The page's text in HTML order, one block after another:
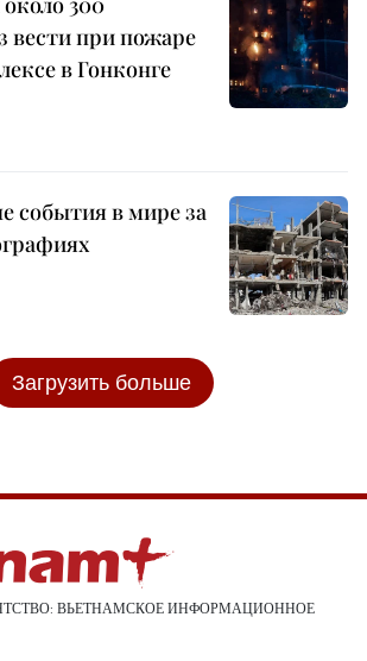
вести при пожаре
в Гонконге
события в мире за
Загрузить больше
ВЬЕТНАМСКОЕ ИНФОРМАЦИОННОЕ